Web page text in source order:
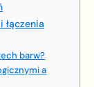
łączenia
barw?
a